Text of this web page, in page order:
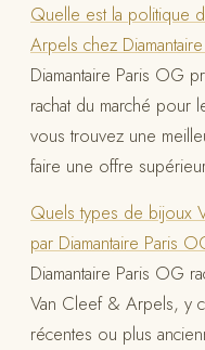
Quelle est la politique
Arpels chez
Diamantaire Paris OG
rachat du marché
vous trouvez une
faire une offre
Quels types de bijoux
par Diamantaire Paris
Diamantaire Paris OG
Van Cleef & Arpels, y
récentes ou plus